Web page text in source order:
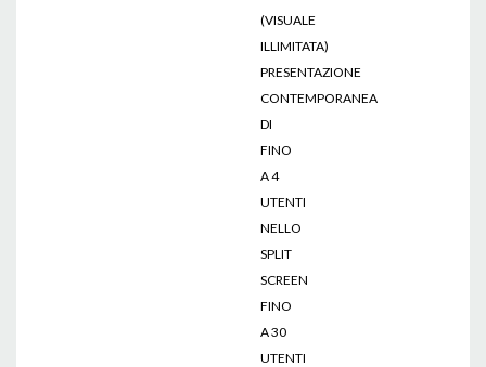
(VISUALE
ILLIMITATA)
PRESENTAZIONE
CONTEMPORANEA
DI
FINO
A 4
UTENTI
NELLO
SPLIT
SCREEN
FINO
A 30
UTENTI